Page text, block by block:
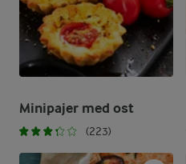
Minipajer med ost
(223)